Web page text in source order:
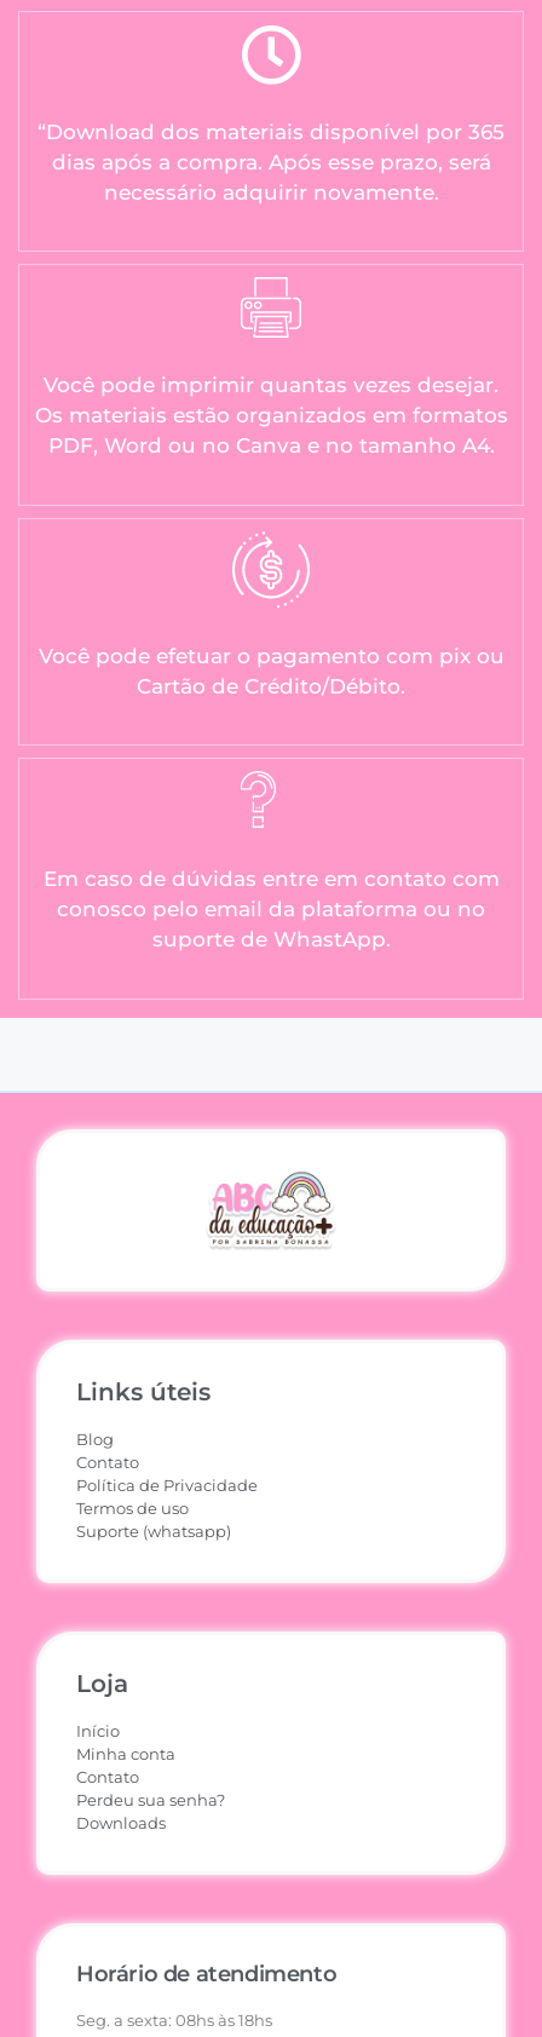
“Download dos materiais disponível por 365
dias após a compra. Após esse prazo, será
necessário adquirir novamente.
Você pode imprimir quantas vezes desejar.
Os materiais estão organizados em formatos
PDF, Word ou no Canva e no tamanho A4.
Você pode efetuar o pagamento com pix ou
Cartão de Crédito/Débito.
Em caso de dúvidas entre em contato com
conosco pelo email da plataforma ou no
suporte de WhastApp.
Links úteis
Blog
Contato
Política de Privacidade
Termos de uso
Suporte (whatsapp)
Loja
Início
Minha conta
Contato
Perdeu sua senha?
Downloads
Horário de atendimento
Seg. a sexta: 08hs às 18hs